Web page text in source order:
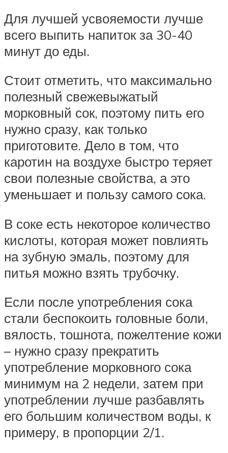
Для лучшей усвояемости лучше
всего выпить напиток за 30-40
минут до еды.
Стоит отметить, что максимально
полезный свежевыжатый
морковный сок, поэтому пить его
нужно сразу, как только
приготовите. Дело в том, что
каротин на воздухе быстро теряет
свои полезные свойства, а это
уменьшает и пользу самого сока.
В соке есть некоторое количество
кислоты, которая может повлиять
на зубную эмаль, поэтому для
питья можно взять трубочку.
Если после употребления сока
стали беспокоить головные боли,
вялость, тошнота, пожелтение кожи
– нужно сразу прекратить
употребление морковного сока
минимум на 2 недели, затем при
употреблении лучше разбавлять
его большим количеством воды, к
примеру, в пропорции 2/1.